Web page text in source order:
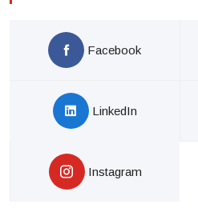
Facebook
LinkedIn
Instagram